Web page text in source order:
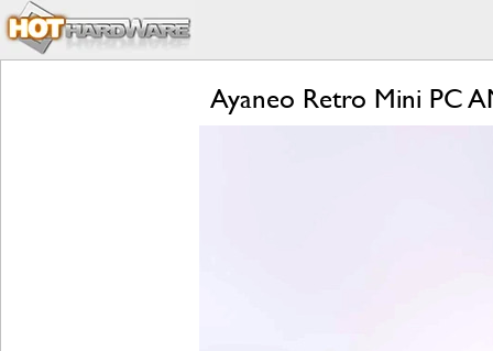
Ayaneo Retro Mini PC